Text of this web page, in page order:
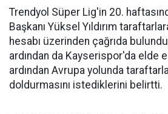
Trendyol Süper Lig'in 20.
Başkanı Yüksel Yıldırım
hesabı üzerinden çağrıda
ardından da Kayserispor'da elde
ardından Avrupa yolunda
doldurmasını istediklerini belirtti.